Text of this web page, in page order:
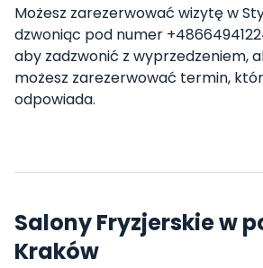
Możesz zarezerwować wizytę w
dzwoniąc pod numer
aby zadzwonić z wyprzedzeniem,
możesz zarezerwować termin,
odpowiada.
Salony Fryzjerskie w
Kraków